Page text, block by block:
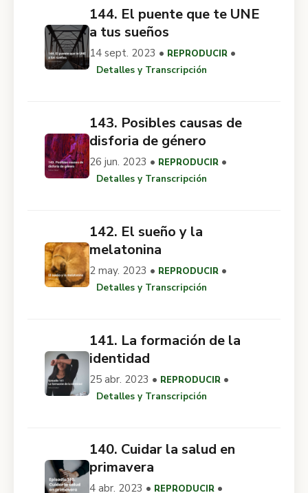
144. El puente que te UNE
a tus sueños
14 sept. 2023 • REPRODUCIR •
Detalles y Transcripción
143. Posibles causas de
disforia de género
26 jun. 2023 • REPRODUCIR •
Detalles y Transcripción
142. El sueño y la
melatonina
2 may. 2023 • REPRODUCIR •
Detalles y Transcripción
141. La formación de la
identidad
25 abr. 2023 • REPRODUCIR •
Detalles y Transcripción
140. Cuidar la salud en
primavera
4 abr. 2023 • REPRODUCIR •